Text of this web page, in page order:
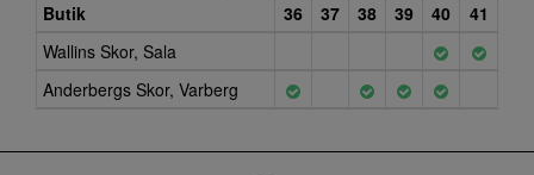
Butik
36 37 38 39 40
41
Wallins Skor, Sala
Anderbergs Skor, Varberg